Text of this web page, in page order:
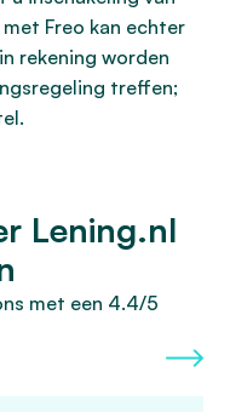
Freo kan echter
rekening worden
treffen;
Lening.nl
met een 4.4/5